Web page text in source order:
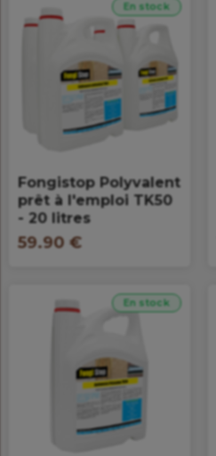
En stock
Fongistop Polyvalent
prêt à l'emploi TK50
- 20 litres
59.90 €
En stock